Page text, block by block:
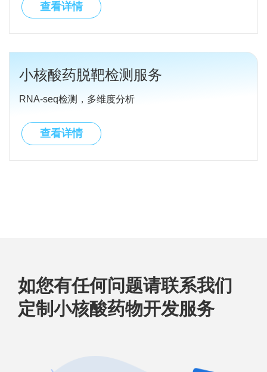
查看详情
小核酸药脱靶检测服务
RNA-seq检测，多维度分析
查看详情
如您有任何问题请联系我们
定制小核酸药物开发服务